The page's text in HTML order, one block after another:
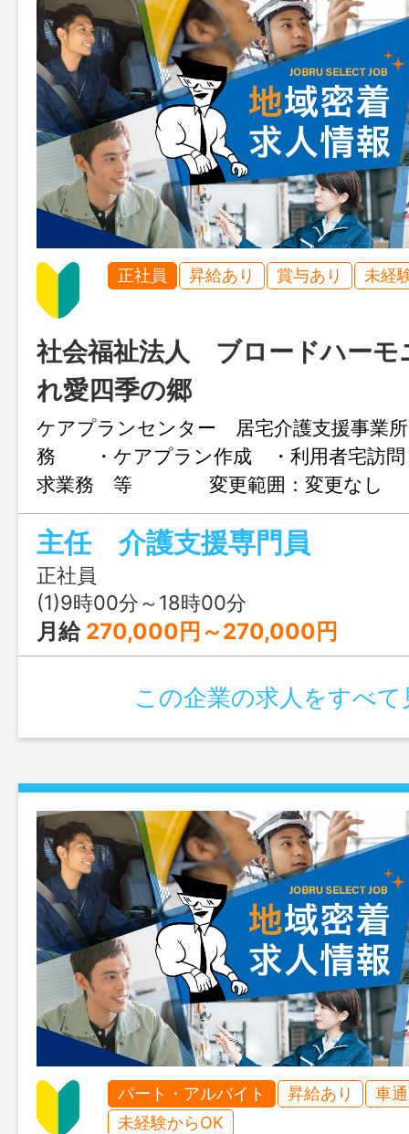
正社員 昇給あり 賞与あり 未経
社会福祉法人 ブロードハー
れ愛四季の郷
ケアプランセンター 居宅介護支援事業
務 ・ケアプラン作成 ・利用者宅訪
求業務 等 変更範囲：変更なし
主任 介護支援専門員
正社員
(1)9時00分～18時00分
月給 270,000円～270,000円
この企業の求人をすべて
パート・アルバイト 昇給あり
車
未経験からOK